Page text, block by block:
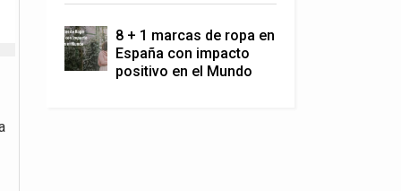
8 + 1 marcas de ropa en
España con impacto
positivo en el Mundo